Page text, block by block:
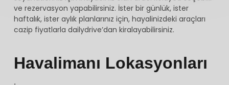
ve rezervasyon yapabilirsiniz. İster bir günlük, ister
haftalık, ister aylık planlarınız için, hayalinizdeki araçları
cazip fiyatlarla dailydrive’dan kiralayabilirsiniz.
Havalimanı Lokasyonları